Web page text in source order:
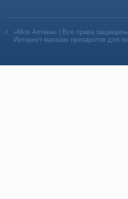
«Моя Аптека» | Все права защищены
Интернет-магазин препаратов для